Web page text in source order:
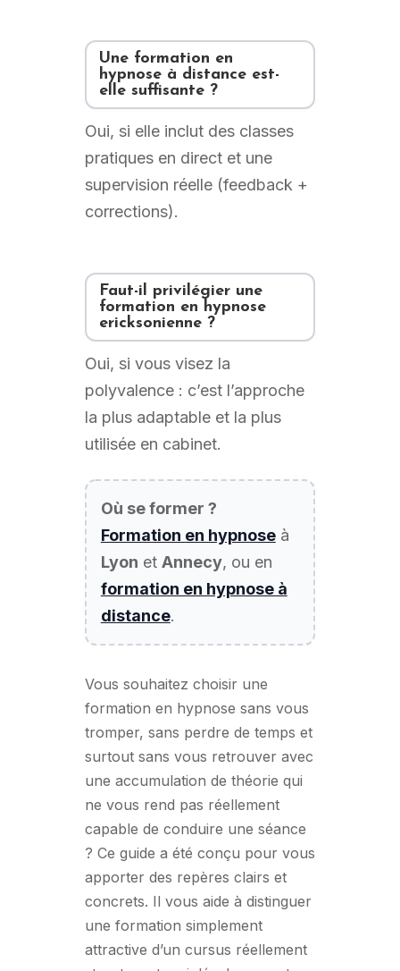
Une formation en
hypnose à distance est-
elle suffisante ?
Oui, si elle inclut des classes
pratiques en direct et une
supervision réelle (feedback +
corrections).
Faut-il privilégier une
formation en hypnose
ericksonienne ?
Oui, si vous visez la
polyvalence : c’est l’approche
la plus adaptable et la plus
utilisée en cabinet.
Où se former ?
Formation en hypnoseà
Lyon et Annecy, ou en
formation en hypnose à
distance.
Vous souhaitez choisir une
formation en hypnose sans vous
tromper, sans perdre de temps et
surtout sans vous retrouver avec
une accumulation de théorie qui
ne vous rend pas réellement
capable de conduire une séance
? Ce guide a été conçu pour vous
apporter des repères clairs et
concrets. Il vous aide à distinguer
une formation simplement
attractive d’un cursus réellement